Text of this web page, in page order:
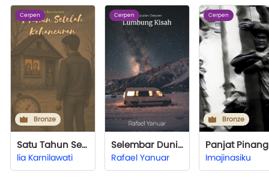
Cerpen
Bronze
Satu Tahun Setelah Kehancuran
lia Karnilawati
Cerpen
Selembar Dunia
Rafael Yanuar
Cerpen
Bronze
Panjat Pinang
Imajinasiku